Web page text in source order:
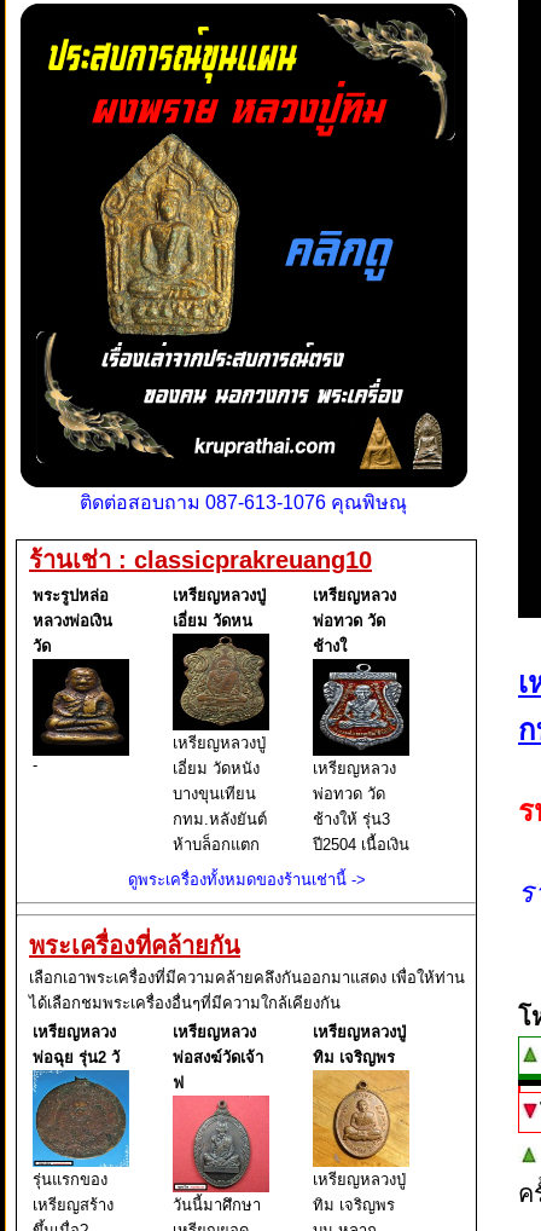
ติดต่อสอบถาม 087-613-1076 คุณพิษณุ
ร้านเช่า : classicprakreuang10
พระรูปหล่อ
หลวงพ่อเงิน
วัด
-
เหรียญหลวงปู่
เอี่ยม วัดหน
เหรียญหลวงปู่
เอี่ยม วัดหนัง
บางขุนเทียน
กทม.หลังยันต์
ห้าบล็อกแตก
รุ่นสองปี2469
เหรียญหลวง
พ่อทวด วัด
ช้างใ
เหรียญหลวง
พ่อทวด วัด
ช้างให้ รุ่น3
ปี2504 เนื้อเงิน
ลงยา
วัตถุมงคงของ
ครอบคลุมทุก
ด้าน เมตตา
มหานยิม,มหา
เสน่ห์,แคล้วคลาด,มหา
อุตและ
คงกระพันชาต
ดูพระเครื่องทั้งหมดของร้านเช่านี้ ->
พระเครื่องที่คล้ายกัน
เลือกเอาพระเครื่องที่มีความคล้ายคลึงกันออกมาแสดง เพื่อให้ท่าน
ได้เลือกชมพระเครื่องอื่นๆที่มีความใกล้เคียงกัน
เหรียญหลวง
พ่อฉุย รุ่น2 วั
รุ่นแรกของ
เหรียญสร้าง
เหรียญหลวง
พ่อสงฆ์วัดเจ้า
ฟ
วันนี้มาศึกษา
เหรียญหลวงปู่
ทิม เจริญพร
เหรียญหลวงปู่
ทิม เจริญพร
โ